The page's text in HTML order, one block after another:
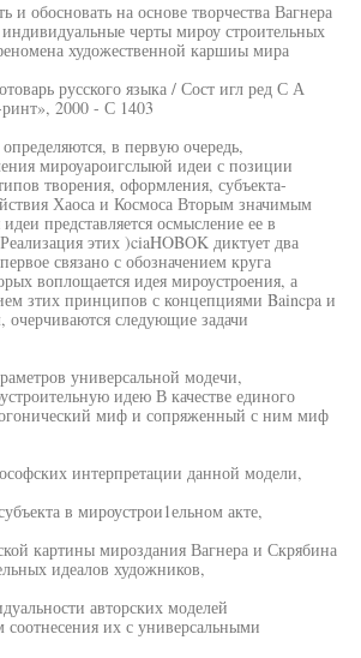
и обосновать на основе творчества Вагнера
черты мироу строительных
художественной каршиы мира
русского языка / Сост игл ред С А
2000 - С 1403
в первую очередь,
мироуароигслыюй идеи с позиции
творения, оформления, субъекта-
Хаоса и Космоса Вторым значимым
представляется осмысление ее в
этих )ciaHOBOK диктует два
связано с обозначением круга
воплощается идея мироустроения, а
зтих принципов с концепциями Baincpa и
следующие задачи
универсальной модечи,
идею В качестве единого
миф и сопряженный с ним миф
интерпретации данной модели,
в мироустрои1ельном акте,
картины мироздания Вагнера и Скрябина
идеалов художников,
авторских моделей
соотнесения их с универсальными